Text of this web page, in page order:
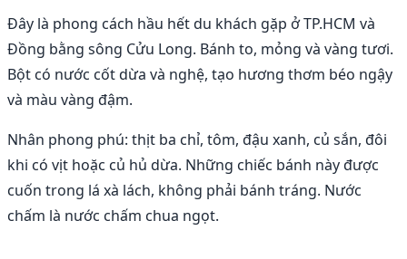
Đây là phong cách hầu hết du khách gặp ở TP.HCM và
Đồng bằng sông Cửu Long. Bánh to, mỏng và vàng tươi.
Bột có nước cốt dừa và nghệ, tạo hương thơm béo ngậy
và màu vàng đậm.
Nhân phong phú: thịt ba chỉ, tôm, đậu xanh, củ sắn, đôi
khi có vịt hoặc củ hủ dừa. Những chiếc bánh này được
cuốn trong lá xà lách, không phải bánh tráng. Nước
chấm là nước chấm chua ngọt.